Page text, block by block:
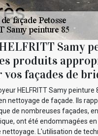
Samy
produits
façades de
HELFRITT Samy peinture
nettoyage de façade. Ils
de nombreuses façades,
ont été endommagées
nettoyage. L'utilisation de